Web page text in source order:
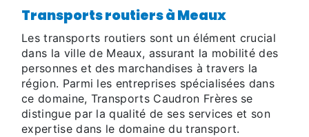
Transports routiers à Meaux
Les transports routiers sont un élément crucial
dans la ville de Meaux, assurant la mobilité des
personnes et des marchandises à travers la
région. Parmi les entreprises spécialisées dans
ce domaine, Transports Caudron Frères se
distingue par la qualité de ses services et son
expertise dans le domaine du transport.